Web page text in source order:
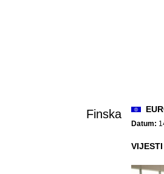
Finska
Datum: